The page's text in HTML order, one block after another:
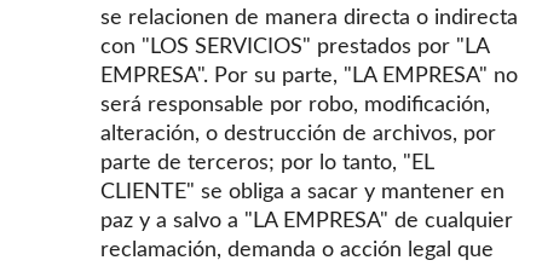
se relacionen de manera directa o indirecta
con "LOS SERVICIOS" prestados por "LA
EMPRESA". Por su parte, "LA EMPRESA" no
será responsable por robo, modificación,
alteración, o destrucción de archivos, por
parte de terceros; por lo tanto, "EL
CLIENTE" se obliga a sacar y mantener en
paz y a salvo a "LA EMPRESA" de cualquier
reclamación, demanda o acción legal que